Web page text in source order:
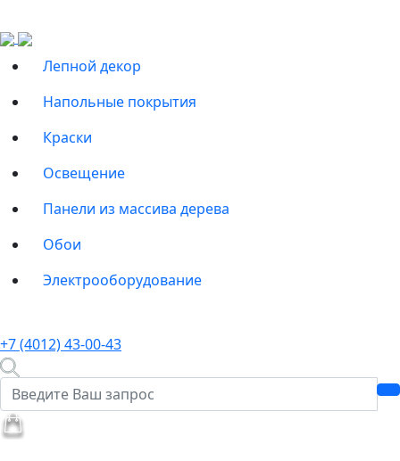
Лепной декор
Напольные покрытия
Краски
Освещение
Панели из массива дерева
Обои
Электрооборудование
+7 (4012) 43-00-43